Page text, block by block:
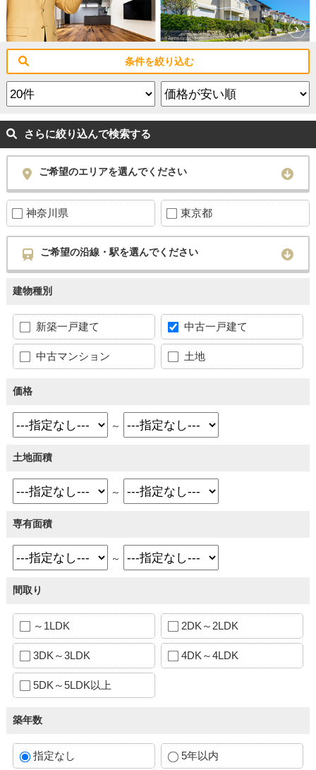
条件を絞り込む
さらに絞り込んで検索する
ご希望のエリアを選んでください
神奈川県 東京都
ご希望の沿線・駅を選んでください
建物種別
新築一戸建て 中古一戸建て
中古マンション 土地
価格
～
土地面積
～
専有面積
～
間取り
～1LDK 2DK～2LDK
3DK～3LDK 4DK～4LDK
5DK～5LDK以上
築年数
指定なし 5年以内